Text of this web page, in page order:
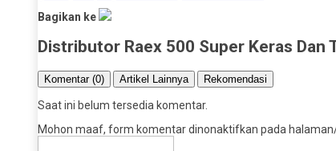
Bagikan ke
Distributor Raex 500 Super Keras Dan
Komentar (0) Artikel Lainnya Rekomendasi
Saat ini belum tersedia komentar.
Mohon maaf, form komentar dinonaktifkan pada